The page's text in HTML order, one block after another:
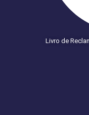
Livro de